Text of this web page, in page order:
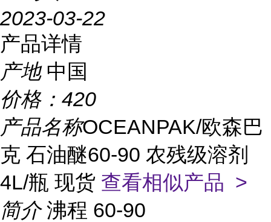
2023-03-22
产品详情
产地 中国
价格： 420
产品名称OCEANPAK/欧森巴
克 石油醚60-90 农残级溶剂
4L/瓶 现货 查看相似产品 >
简介 沸程 60-90